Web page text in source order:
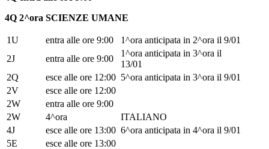
4Q 2^ora SCIENZE UMANE
1U entra alle ore 9:00
1^ora anticipata in 2^ora il 9/01
2J
entra alle ore 9:00
1^ora anticipata in 3^ora il
13/01
2Q
esce alle ore 12:00 5^ora anticipata in 3^ora il 9/01
2V
esce alle ore 12:00
2W
entra alle ore 9:00
2W
4^ora
ITALIANO
4J
esce alle ore 13:00 6^ora anticipata in 4^ora il 9/01
5E
esce alle ore 13:00